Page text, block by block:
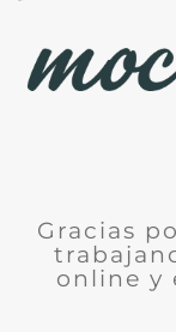
Gracias
online y